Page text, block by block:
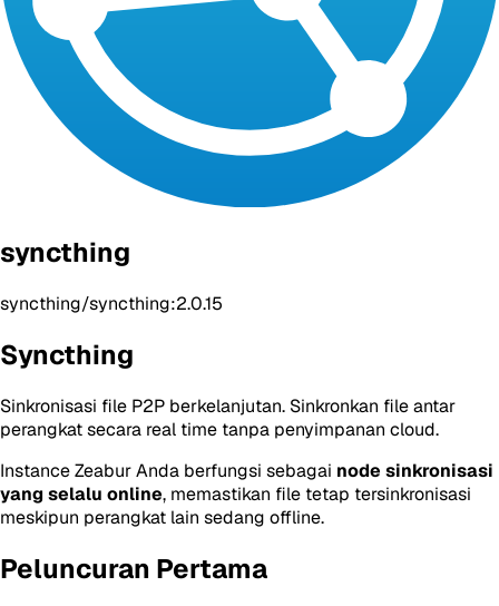
syncthing
syncthing/syncthing:2.0.15
Syncthing
Sinkronisasi file P2P berkelanjutan. Sinkronkan file antar
perangkat secara real time tanpa penyimpanan cloud.
Instance Zeabur Anda berfungsi sebagai node sinkronisasi
yang selalu online, memastikan file tetap tersinkronisasi
meskipun perangkat lain sedang offline.
Peluncuran Pertama